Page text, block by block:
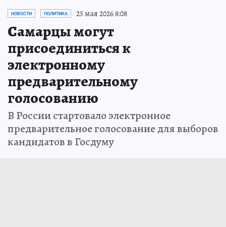
НОВОСТИ ПОЛИТИКА 25 мая 2026 8:08
Самарцы могут
присоединиться к
электронному
предварительному
голосованию
В России стартовало электронное
предварительное голосование для выборов
кандидатов в Госдуму